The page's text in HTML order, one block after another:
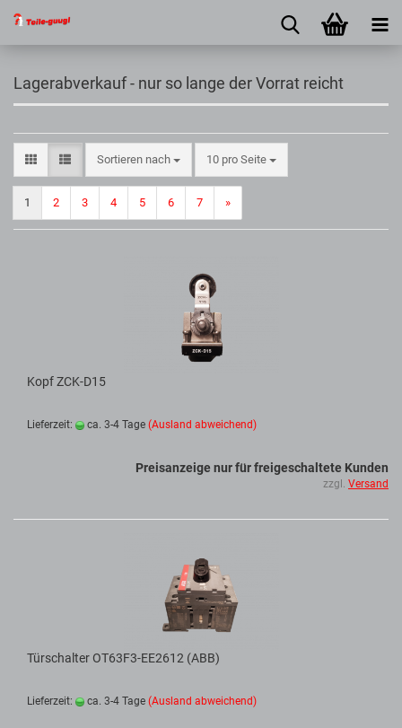
Lagerabverkauf - nur so lange der Vorrat reicht
Sortieren nach 10 pro Seite
1 2 3 4 5 6 7 »
Kopf ZCK-D15
Lieferzeit: ca. 3-4 Tage (Ausland abweichend)
Preisanzeige nur für freigeschaltete Kunden
zzgl. Versand
Türschalter OT63F3-EE2612 (ABB)
Lieferzeit: ca. 3-4 Tage (Ausland abweichend)